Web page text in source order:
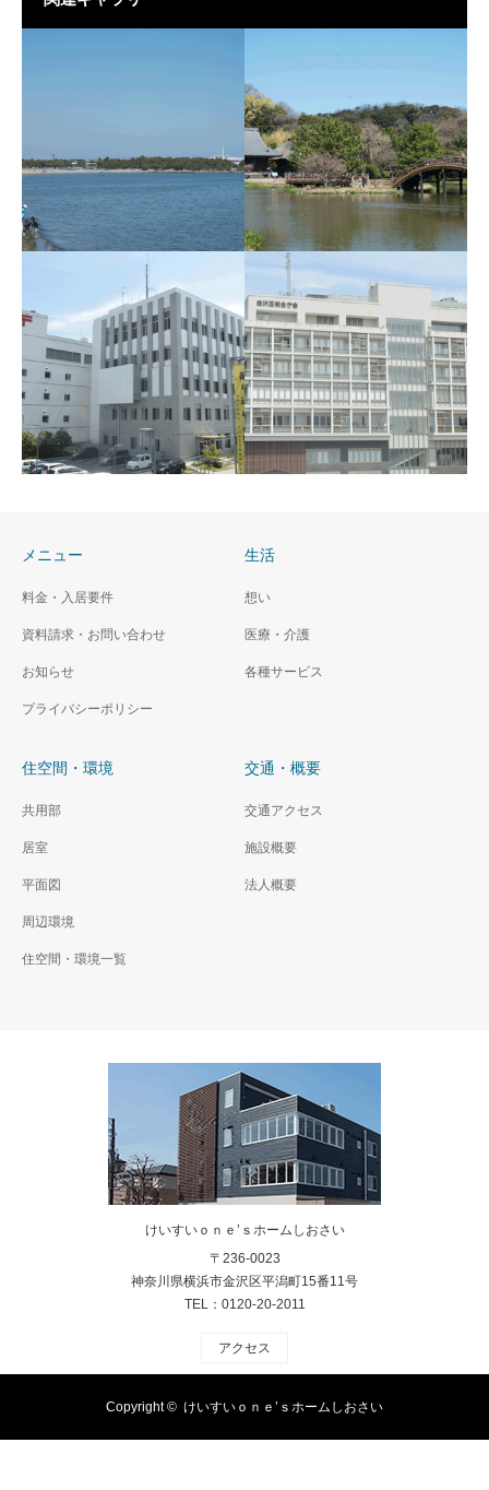
海の公園 称名寺
金沢警察署 金沢区総合庁舎
メニュー
料金・入居要件
資料請求・お問い合わせ
お知らせ
プライバシーポリシー
生活
想い
医療・介護
各種サービス
住空間・環境
共用部
居室
平面図
周辺環境
住空間・環境一覧
交通・概要
交通アクセス
施設概要
法人概要
けいすいｏｎｅ’ｓホームしおさい
〒236-0023
神奈川県横浜市金沢区平潟町15番11号
TEL：0120-20-2011
アクセス
Copyright © けいすいｏｎｅ’ｓホームしおさい